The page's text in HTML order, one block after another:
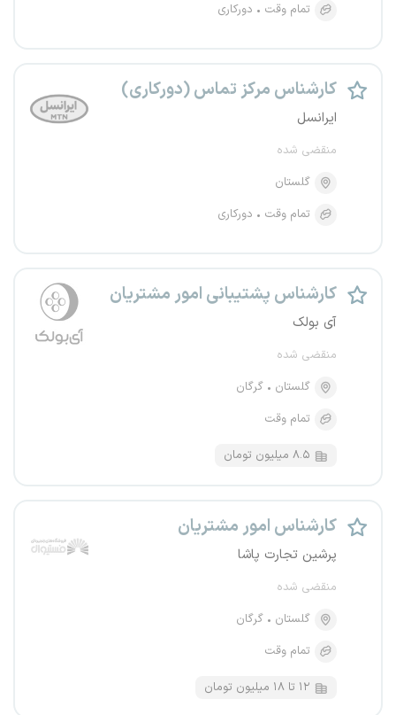
تمام وقت
دورکاری
کارشناس مرکز تماس (دورکاری)
ایرانسل
منقضی شده
گلستان
تمام وقت
دورکاری
کارشناس پشتیبانی امور مشتریان
آی بولک
منقضی شده
گلستان
گرگان
تمام وقت
۸.۵ میلیون تومان
کارشناس امور مشتریان
پرشین تجارت پاشا
منقضی شده
گلستان
گرگان
تمام وقت
۱۲ تا ۱۸ میلیون تومان